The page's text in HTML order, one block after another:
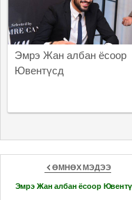
Эмрэ Жан албан ёсоор
Ювентүсд
ӨМНӨХ МЭДЭЭ
Эмрэ Жан албан ёсоор